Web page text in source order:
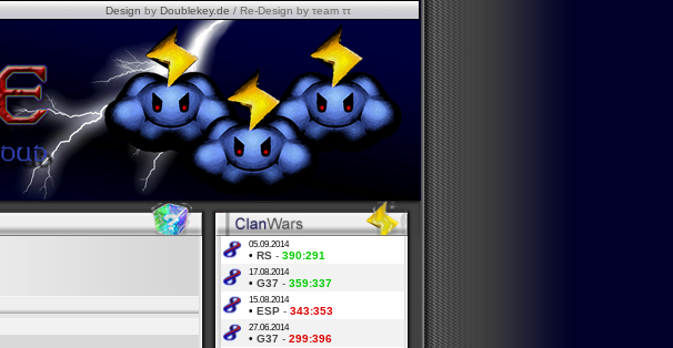
DesignbyDoublekey.de/ Re-Design by τeam ττ
05.09.2014
• RS - 390:291
17.08.2014
• G37 - 359:337
15.08.2014
• ESP - 343:353
27.06.2014
• G37 - 299:396